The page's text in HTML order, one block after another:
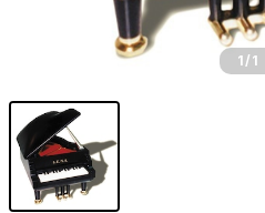
1 /1